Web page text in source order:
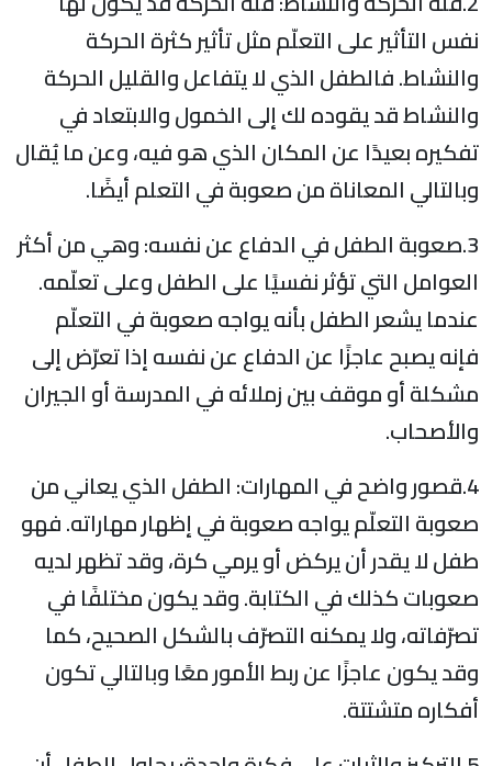
نفس التأثير على التعلّم مثل تأثير كثرة الحركة
والنشاط. فالطفل الذي لا يتفاعل والقليل الحركة
والنشاط قد يقوده لك إلى الخمول والابتعاد في
تفكيره بعيدًا عن المكان الذي هو فيه، وعن ما يُقال
وبالتالي المعاناة من صعوبة في التعلم أيضًا.
3.صعوبة الطفل في الدفاع عن نفسه: وهي من أكثر
العوامل التي تؤثر نفسيًا على الطفل وعلى تعلّمه.
عندما يشعر الطفل بأنه يواجه صعوبة في التعلّم
فإنه يصبح عاجزًا عن الدفاع عن نفسه إذا تعرّض إلى
مشكلة أو موقف بين زملائه في المدرسة أو الجيران
والأصحاب.
4.قصور واضح في المهارات: الطفل الذي يعاني من
صعوبة التعلّم يواجه صعوبة في إظهار مهاراته. فهو
طفل لا يقدر أن يركض أو يرمي كرة، وقد تظهر لديه
صعوبات كذلك في الكتابة. وقد يكون مختلفًا في
تصرّفاته، ولا يمكنه التصرّف بالشكل الصحيح، كما
وقد يكون عاجزًا عن ربط الأمور معًا وبالتالي تكون
أفكاره متشتتة.